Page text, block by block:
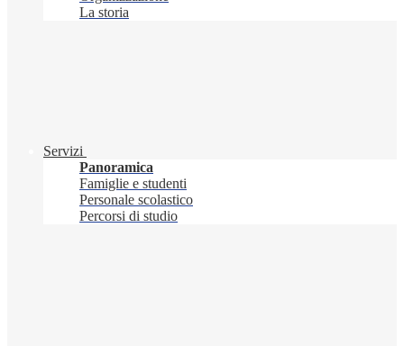
La storia
Servizi
Panoramica
Famiglie e studenti
Personale scolastico
Percorsi di studio